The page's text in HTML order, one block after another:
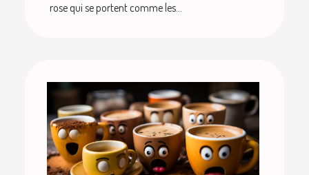
rose qui se portent comme les...